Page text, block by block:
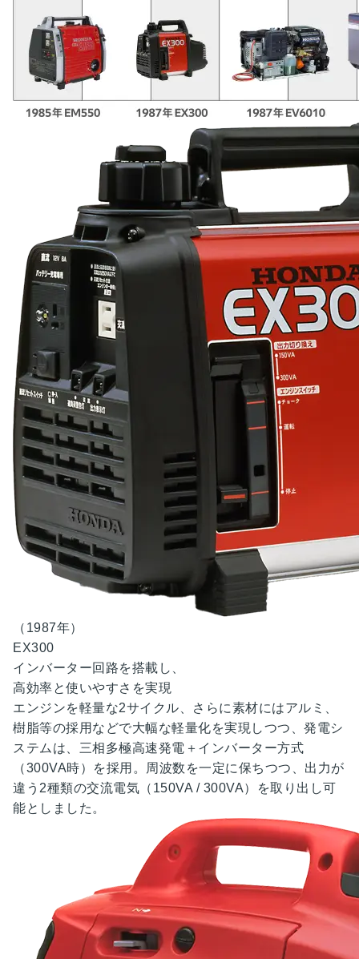
（1987年）
EX300
インバーター回路を搭載し、
高効率と使いやすさを実現
エンジンを軽量な2サイクル、さらに素材にはアルミ、
樹脂等の採用などで大幅な軽量化を実現しつつ、発電シ
ステムは、三相多極高速発電＋インバーター方式
（300VA時）を採用。周波数を一定に保ちつつ、出力が
違う2種類の交流電気（150VA / 300VA）を取り出し可
能としました。